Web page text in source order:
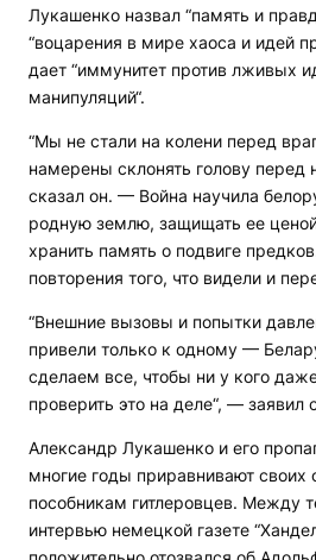
Лукашенко назвал “память и
“воцарения в мире хаоса и идей
дает “иммунитет против лживых
манипуляций“.
“Мы не стали на колени перед
намерены склонять голову
сказал он. — Война научила
родную землю, защищать ее
хранить память о подвиге
повторения того, что видели и
“Внешние вызовы и попытки
привели только к одному —
сделаем все, чтобы ни у кого
проверить это на деле“, — заявил
Александр Лукашенко и его
многие годы приравнивают своих
пособникам гитлеровцев. Между
интервью немецкой газете